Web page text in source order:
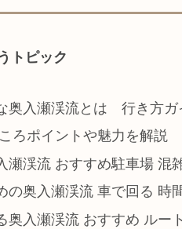
トピック
奥入瀬渓流とは 行き方ガ
ろポイントや魅力を解説
瀬渓流 おすすめ駐車場 混
の奥入瀬渓流 車で回る 時
奥入瀬渓流 おすすめ ルー